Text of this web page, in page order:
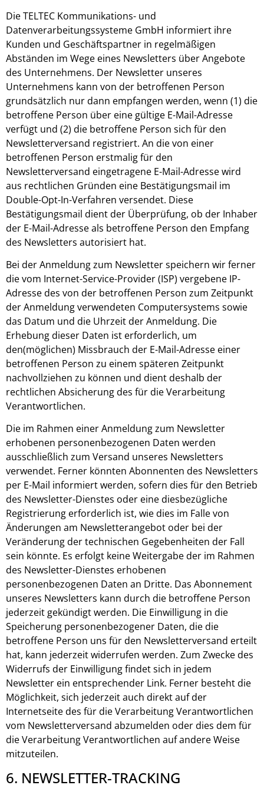
Die TELTEC Kommunikations- und
Datenverarbeitungssysteme GmbH informiert ihre
Kunden und Geschäftspartner in regelmäßigen
Abständen im Wege eines Newsletters über Angebote
des Unternehmens. Der Newsletter unseres
Unternehmens kann von der betroffenen Person
grundsätzlich nur dann empfangen werden, wenn (1) die
betroffene Person über eine gültige E-Mail-Adresse
verfügt und (2) die betroffene Person sich für den
Newsletterversand registriert. An die von einer
betroffenen Person erstmalig für den
Newsletterversand eingetragene E-Mail-Adresse wird
aus rechtlichen Gründen eine Bestätigungsmail im
Double-Opt-In-Verfahren versendet. Diese
Bestätigungsmail dient der Überprüfung, ob der Inhaber
der E-Mail-Adresse als betroffene Person den Empfang
des Newsletters autorisiert hat.
Bei der Anmeldung zum Newsletter speichern wir ferner
die vom Internet-Service-Provider (ISP) vergebene IP-
Adresse des von der betroffenen Person zum Zeitpunkt
der Anmeldung verwendeten Computersystems sowie
das Datum und die Uhrzeit der Anmeldung. Die
Erhebung dieser Daten ist erforderlich, um
den(möglichen) Missbrauch der E-Mail-Adresse einer
betroffenen Person zu einem späteren Zeitpunkt
nachvollziehen zu können und dient deshalb der
rechtlichen Absicherung des für die Verarbeitung
Verantwortlichen.
Die im Rahmen einer Anmeldung zum Newsletter
erhobenen personenbezogenen Daten werden
ausschließlich zum Versand unseres Newsletters
verwendet. Ferner könnten Abonnenten des Newsletters
per E-Mail informiert werden, sofern dies für den Betrieb
des Newsletter-Dienstes oder eine diesbezügliche
Registrierung erforderlich ist, wie dies im Falle von
Änderungen am Newsletterangebot oder bei der
Veränderung der technischen Gegebenheiten der Fall
sein könnte. Es erfolgt keine Weitergabe der im Rahmen
des Newsletter-Dienstes erhobenen
personenbezogenen Daten an Dritte. Das Abonnement
unseres Newsletters kann durch die betroffene Person
jederzeit gekündigt werden. Die Einwilligung in die
Speicherung personenbezogener Daten, die die
betroffene Person uns für den Newsletterversand erteilt
hat, kann jederzeit widerrufen werden. Zum Zwecke des
Widerrufs der Einwilligung findet sich in jedem
Newsletter ein entsprechender Link. Ferner besteht die
Möglichkeit, sich jederzeit auch direkt auf der
Internetseite des für die Verarbeitung Verantwortlichen
vom Newsletterversand abzumelden oder dies dem für
die Verarbeitung Verantwortlichen auf andere Weise
mitzuteilen.
6. NEWSLETTER-TRACKING